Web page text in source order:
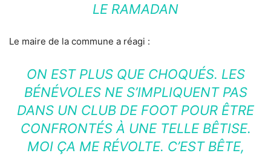
LE RAMADAN
Le maire de la commune a réagi :
ON EST PLUS QUE CHOQUÉS. LES
BÉNÉVOLES NE S’IMPLIQUENT PAS
DANS UN CLUB DE FOOT POUR ÊTRE
CONFRONTÉS À UNE TELLE BÊTISE.
MOI ÇA ME RÉVOLTE. C’EST BÊTE,